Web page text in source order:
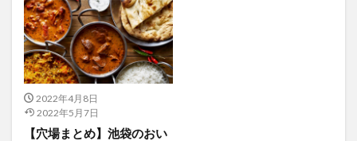
2022年4月8日
2022年5月7日
【穴場まとめ】池袋のおい